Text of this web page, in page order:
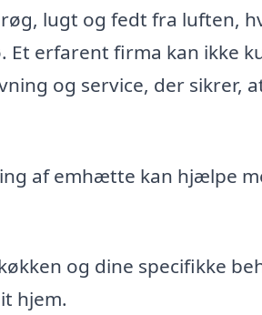
lugt og fedt fra luften,
erfarent firma kan ikke
og service, der sikrer,
af emhætte kan hjælpe
og dine specifikke
hjem.